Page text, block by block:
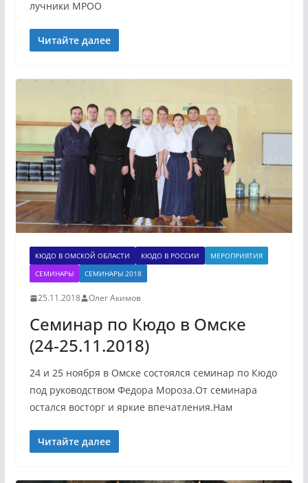
лучники МРОО
Читайте далее
КЮДО В ОМСКОЙ ОБЛАСТИ КЮДО В РОССИИ
МЕРОПРИЯТИЯ
СЕМИНАРЫ
СЕМИНАРЫ 2018
25.11.2018 Олег Акимов
Семинар по Кюдо в Омске
(24-25.11.2018)
24 и 25 ноября в Омске состоялся семинар по Кюдо
под руководством Федора Мороза.От семинара
остался восторг и яркие впечатления.Нам
Читайте далее